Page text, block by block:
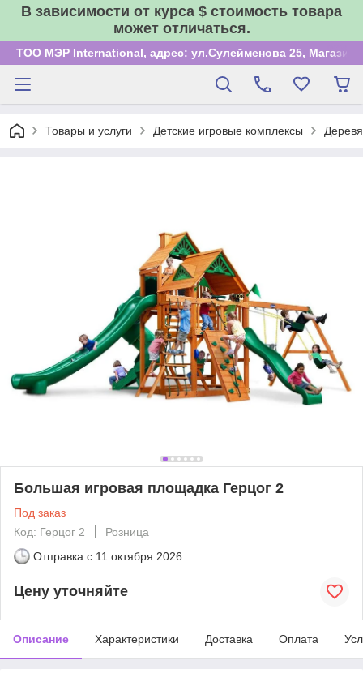
В зависимости от курса $ стоимость товара
может отличаться.
ТОО МЭР International, адрес: ул.Сулейменова 25, Магазин
Товары и услуги Детские игровые комплексы
Большая игровая площадка Герцог 2
Под заказ
Код: Герцог 2
Розница
Отправка с 11 октября 2026
Цену уточняйте
Описание Характеристики Доставка Оплата